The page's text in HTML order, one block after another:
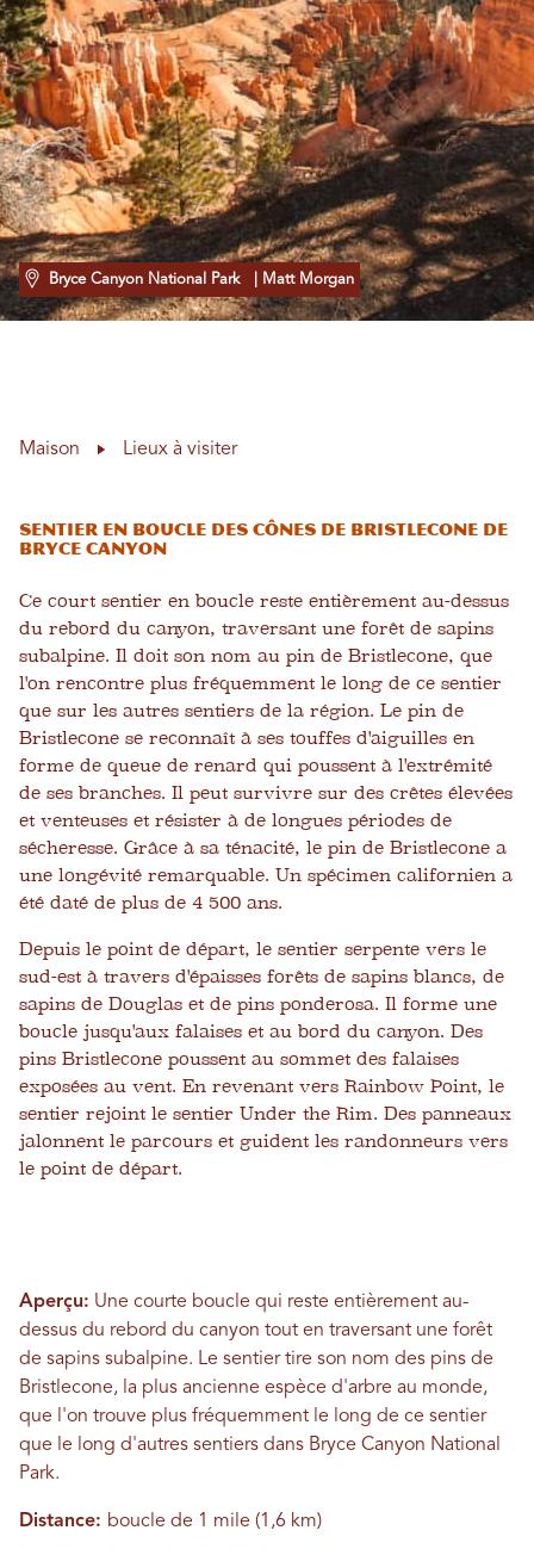
Bryce Canyon National Park | Matt Morgan
Maison Lieux à visiter
Sentier en boucle des cônes de Bristlecone de
Bryce Canyon
Ce court sentier en boucle reste entièrement au-dessus
du rebord du canyon, traversant une forêt de sapins
subalpine. Il doit son nom au pin de Bristlecone, que
l'on rencontre plus fréquemment le long de ce sentier
que sur les autres sentiers de la région. Le pin de
Bristlecone se reconnaît à ses touffes d'aiguilles en
forme de queue de renard qui poussent à l'extrémité
de ses branches. Il peut survivre sur des crêtes élevées
et venteuses et résister à de longues périodes de
sécheresse. Grâce à sa ténacité, le pin de Bristlecone a
une longévité remarquable. Un spécimen californien a
été daté de plus de 4 500 ans.
Depuis le point de départ, le sentier serpente vers le
sud-est à travers d'épaisses forêts de sapins blancs, de
sapins de Douglas et de pins ponderosa. Il forme une
boucle jusqu'aux falaises et au bord du canyon. Des
pins Bristlecone poussent au sommet des falaises
exposées au vent. En revenant vers Rainbow Point, le
sentier rejoint le sentier Under the Rim. Des panneaux
jalonnent le parcours et guident les randonneurs vers
le point de départ.
Aperçu: Une courte boucle qui reste entièrement au-
dessus du rebord du canyon tout en traversant une forêt
de sapins subalpine. Le sentier tire son nom des pins de
Bristlecone, la plus ancienne espèce d'arbre au monde,
que l'on trouve plus fréquemment le long de ce sentier
que le long d'autres sentiers dans Bryce Canyon National
Park.
Distance: boucle de 1 mile (1,6 km)